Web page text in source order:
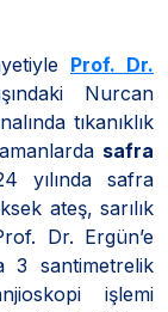
Prof. Dr.
Nurcan
tıkanıklık
safra
yılında safra
ateş, sarılık
Dr. Ergün’e
3 santimetrelik
işlemi